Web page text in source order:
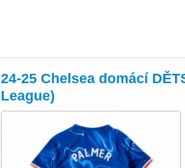
24-25 Chelsea domácí
League)